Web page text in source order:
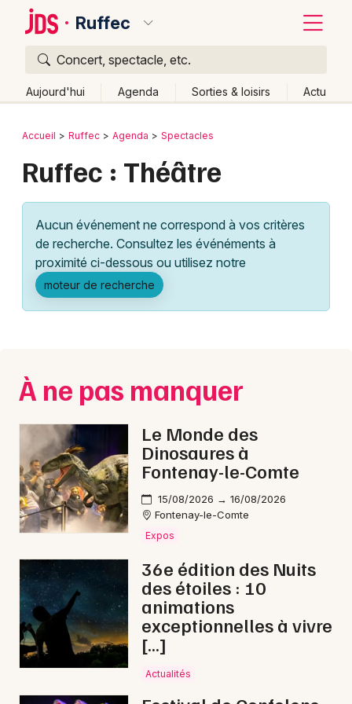
Ruffec
Concert, spectacle, etc.
Aujourd'hui Agenda Sorties & loisirs Actu
Publier un événement
Grands événements
Activité & Expérience
Manifestations
Spectacles
Concerts
Sports
Soirées
Sorties famille
Expos
Sorties & loisirs
Théâtre en Charente
Bordeaux
Lille
Lyon
Marseille
Nantes
Nice
Paris
Strasbourg
Toulouse
Retour
Accueil Ruffec Agenda Spectacles
Ruffec : Théâtre
Aucun événement ne correspond à vos critères
de recherche. Consultez les événéments à
proximité ci-dessous ou utilisez notre
moteur de recherche
À ne pas manquer
Le Monde des
Dinosaures à
Fontenay-le-Comte
15/08/2026 → 16/08/2026
Fontenay-le-Comte
Expos
36e édition des Nuits
des étoiles : 10
animations
exceptionnelles à vivre
[…]
Actualités
Quoi ?
Où ?
Partout
Près de moi Changer de lieu
Quand ?
Ce week-end